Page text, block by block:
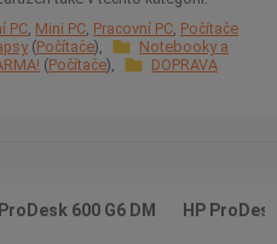
PC Mini PC Pracovní PC Počítače
Počítače
Notebooky a
Počítače
DOPRAVA
600 G6 DM HP